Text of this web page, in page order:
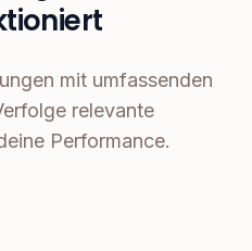
mit umfassenden
relevante
Performance.